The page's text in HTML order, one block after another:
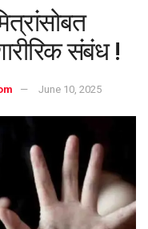
संबंध !
June 10, 2025